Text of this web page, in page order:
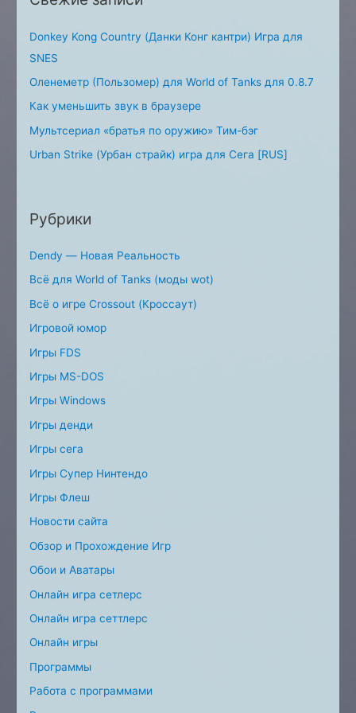
r
Donkey Kong Country (Данки Конг кантри) Игра для
SNES
Оленеметр (Пользомер) для World of Tanks для 0.8.7
Как уменьшить звук в браузере
Мультсериал «братья по оружию» Тим-бэг
Urban Strike (Урбан страйк) игра для Сега [RUS]
Рубрики
Dendy — Новая Реальность
Всё для World of Tanks (моды wot)
Всё о игре Crossout (Кроссаут)
Игровой юмор
Игры FDS
Игры MS-DOS
Игры Windows
Игры денди
Игры сега
Игры Супер Нинтендо
Игры Флеш
Новости сайта
Обзор и Прохождение Игр
Обои и Аватары
Онлайн игра сетлерс
Онлайн игра сеттлерс
Онлайн игры
Программы
Работа с программами